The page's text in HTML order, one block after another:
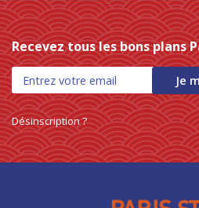
Recevez tous les bons plans
Je
Désinscription ?